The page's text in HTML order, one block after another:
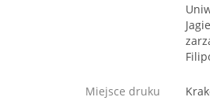
Miejsce druku